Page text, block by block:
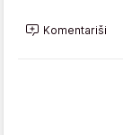
Komentariši